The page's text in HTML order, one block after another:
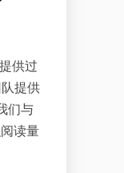
供过
提供
们与
读量